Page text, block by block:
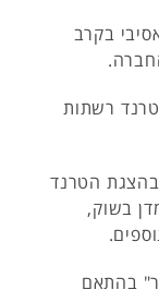
בקרב
רשתות
הטרנד
בשוק,
בהתאם